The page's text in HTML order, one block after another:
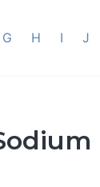
G H I J